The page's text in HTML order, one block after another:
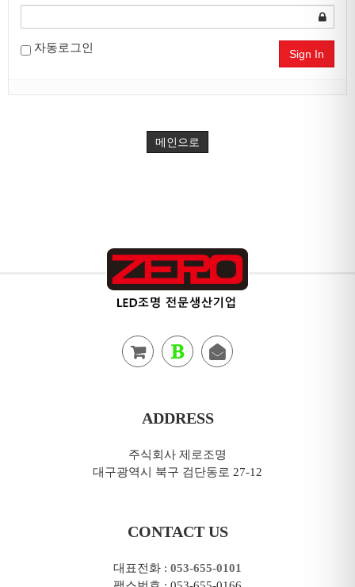
자동로그인 Sign In
메인으로
ADDRESS
주식회사 제로조명
대구광역시 북구 검단동로 27-12
CONTACT US
대표전화 : 053-655-0101